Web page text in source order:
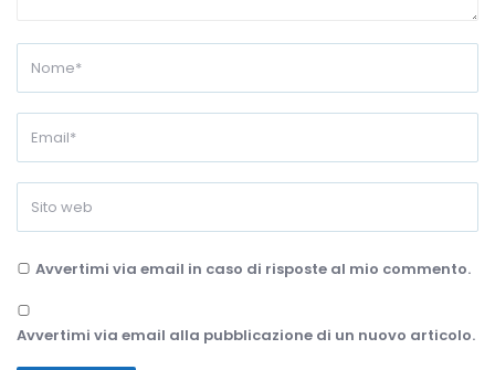
Avvertimi via email in caso di risposte al mio commento.
Avvertimi via email alla pubblicazione di un nuovo articolo.